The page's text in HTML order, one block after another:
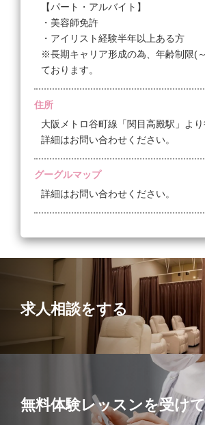
【パート・アルバイト】
・美容師免許
・アイリスト経験半年以上ある方
※長期キャリア形成の為、年齢制限(
ております。
住所
大阪メトロ谷町線「関目高殿駅」よ
詳細はお問い合わせください。
グーグルマップ
詳細はお問い合わせください。
求人相談をする
無料体験レッスンを受け